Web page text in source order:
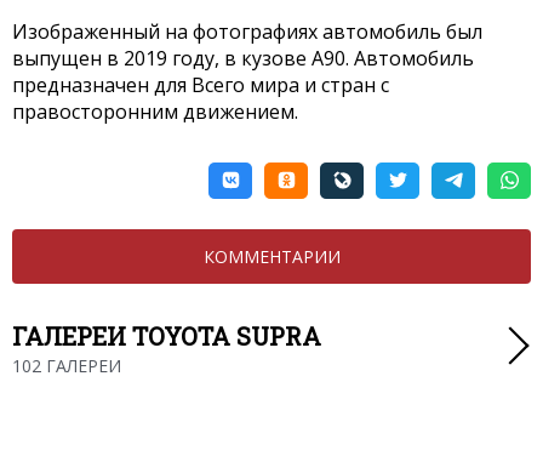
Изображенный на фотографиях автомобиль был
выпущен в 2019 году, в кузове A90. Автомобиль
предназначен для Всего мира и стран с
правосторонним движением.
КОММЕНТАРИИ
ГАЛЕРЕИ TOYOTA SUPRA
102 ГАЛЕРЕИ